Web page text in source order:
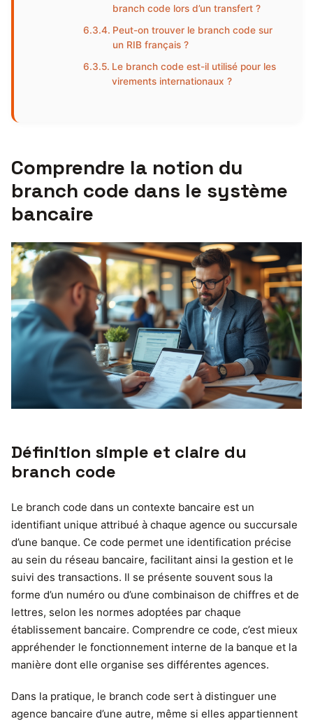
branch code lors d’un transfert ?
Peut-on trouver le branch code sur
un RIB français ?
Le branch code est-il utilisé pour les
virements internationaux ?
Comprendre la notion du
branch code dans le système
bancaire
Définition simple et claire du
branch code
Le branch code dans un contexte bancaire est un
identifiant unique attribué à chaque agence ou succursale
d’une banque. Ce code permet une identification précise
au sein du réseau bancaire, facilitant ainsi la gestion et le
suivi des transactions. Il se présente souvent sous la
forme d’un numéro ou d’une combinaison de chiffres et de
lettres, selon les normes adoptées par chaque
établissement bancaire. Comprendre ce code, c’est mieux
appréhender le fonctionnement interne de la banque et la
manière dont elle organise ses différentes agences.
Dans la pratique, le branch code sert à distinguer une
agence bancaire d’une autre, même si elles appartiennent